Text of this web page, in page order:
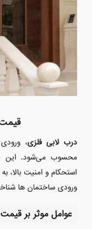
درب لابی فلزی،
محسوب می‌شود. این
استحکام و امنیت بالا،
ورودی ساختمان ها
عوامل موثر بر